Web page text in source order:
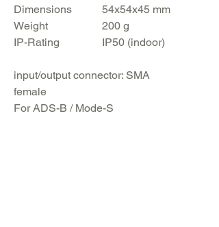
Dimensions
54x54x45 mm
Weight
200 g
IP-Rating
IP50 (indoor)
input/output connector: SMA
female
For ADS-B / Mode-S